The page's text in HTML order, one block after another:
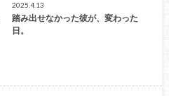
2025.4.13
踏み出せなかった彼が、変わった
日。